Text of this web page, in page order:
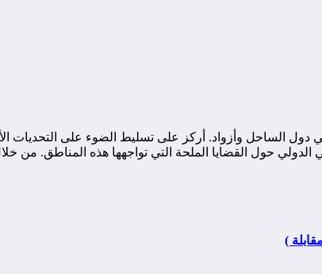
الساحل وأزواد. أركز على تسليط الضوء على التحديات
حول القضايا الملحة التي تواجهها هذه المناطق. من